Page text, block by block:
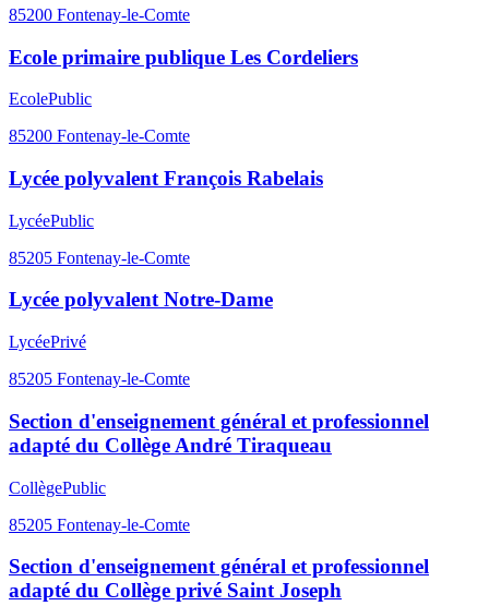
85200 Fontenay-le-Comte
Ecole primaire publique Les Cordeliers
EcolePublic
85200 Fontenay-le-Comte
Lycée polyvalent François Rabelais
LycéePublic
85205 Fontenay-le-Comte
Lycée polyvalent Notre-Dame
LycéePrivé
85205 Fontenay-le-Comte
Section d'enseignement général et professionnel
adapté du Collège André Tiraqueau
CollègePublic
85205 Fontenay-le-Comte
Section d'enseignement général et professionnel
adapté du Collège privé Saint Joseph